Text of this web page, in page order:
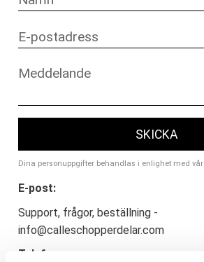
SKICKA
Dina personuppgifter behandlas i enlighet med vår
E-post:
Support, frågor, beställning -
info@calleschopperdelar.com
Telefon: